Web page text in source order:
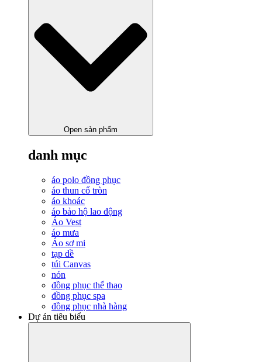
Open sản phẩm
danh mục
áo polo đồng phục
áo thun cổ tròn
áo khoác
áo bảo hộ lao động
Áo Vest
áo mưa
Áo sơ mi
tạp dề
túi Canvas
nón
đồng phục thể thao
đồng phục spa
đồng phục nhà hàng
Dự án tiêu biểu